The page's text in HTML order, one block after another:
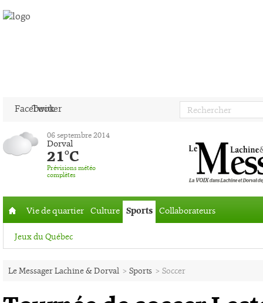
Facebook
Twitter
06 septembre 2014
Dorval
21°C
Prévisions météo
complètes
Accueil
Vie de quartier Culture Sports Collaborateurs
Jeux du Québec
Le Messager Lachine & Dorval > Sports > Soccer